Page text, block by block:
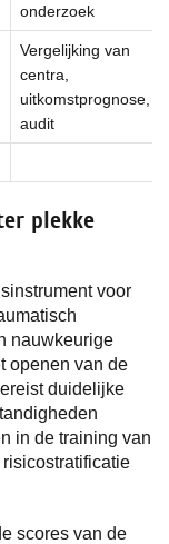
onderzoek
Vergelijking van
centra,
uitkomstprognose,
audit
plekke
voor
nauwkeurige
openen van de
duidelijke
in de training van
scores van de